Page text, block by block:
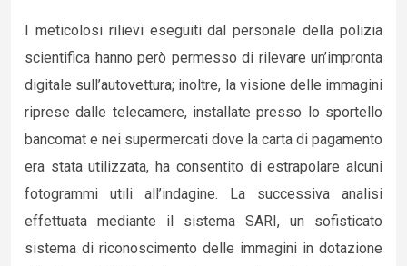
I meticolosi rilievi eseguiti dal personale della polizia
scientifica hanno però permesso di rilevare un’impronta
digitale sull’autovettura; inoltre, la visione delle immagini
riprese dalle telecamere, installate presso lo sportello
bancomat e nei supermercati dove la carta di pagamento
era stata utilizzata, ha consentito di estrapolare alcuni
fotogrammi utili all’indagine. La successiva analisi
effettuata mediante il sistema SARI, un sofisticato
sistema di riconoscimento delle immagini in dotazione